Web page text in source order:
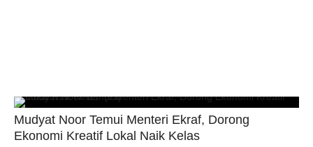
Mudyat Noor Temui Menteri Ekraf, Dorong
Ekonomi Kreatif Lokal Naik Kelas